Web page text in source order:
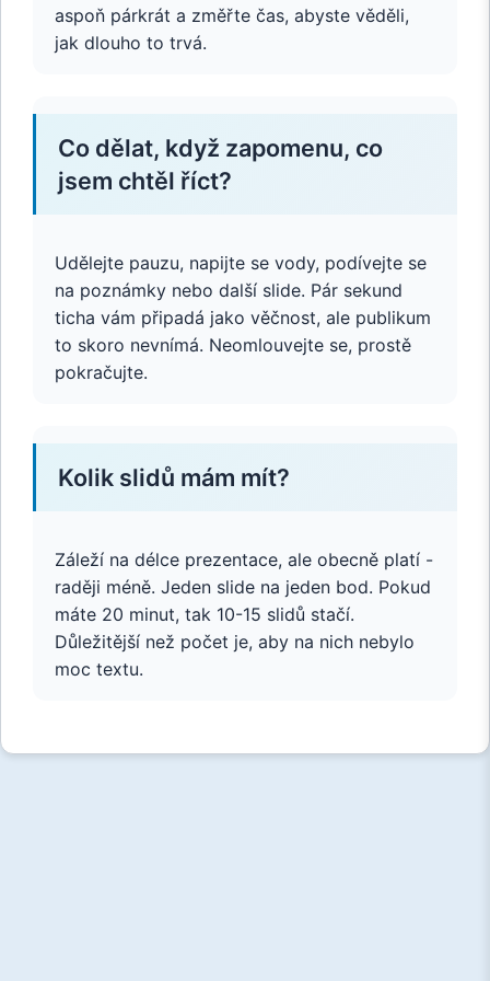
aspoň párkrát a změřte čas, abyste věděli,
jak dlouho to trvá.
Co dělat, když zapomenu, co
jsem chtěl říct?
Udělejte pauzu, napijte se vody, podívejte se
na poznámky nebo další slide. Pár sekund
ticha vám připadá jako věčnost, ale publikum
to skoro nevnímá. Neomlouvejte se, prostě
pokračujte.
Kolik slidů mám mít?
Záleží na délce prezentace, ale obecně platí -
raději méně. Jeden slide na jeden bod. Pokud
máte 20 minut, tak 10-15 slidů stačí.
Důležitější než počet je, aby na nich nebylo
moc textu.